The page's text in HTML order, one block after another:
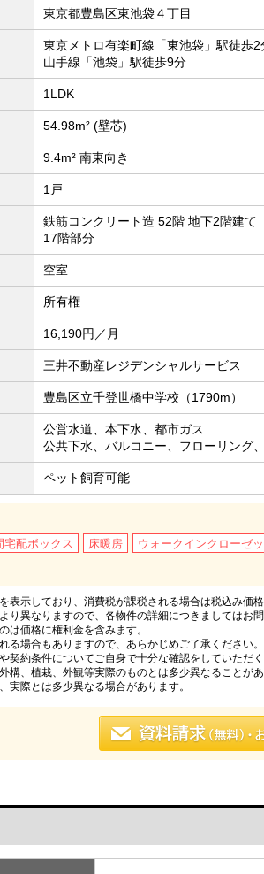
東京都豊島区東池袋４丁目
東京メトロ有楽町線「東池袋」駅徒歩2
山手線「池袋」駅徒歩9分
1LDK
54.98m² (壁芯)
9.4m² 南東向き
1戸
鉄筋コンクリート造 52階 地下2階建て
17階部分
空室
所有権
16,190円／月
三井不動産レジデンシャルサービス
豊島区立千登世橋中学校（1790m）
公営水道、本下水、都市ガス
公共下水、バルコニー、フローリング
ペット飼育可能
宅配ボックス 床暖房 ウォークインクローゼッ
表示しており、消費税が課税される場合は税込み価
り異なりますので、各物件の詳細につきましてはお問
は価格に権利金を含みます。
る場合もありますので、あらかじめご了承ください。
契約条件についてご自身で十分な確認をしていただく
構、植栽、外観等実際のものとは多少異なることがあ
実際とは多少異なる場合があります。